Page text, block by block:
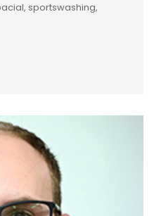
sportswashing,